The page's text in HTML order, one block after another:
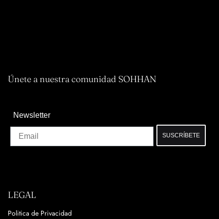
Únete a nuestra comunidad SOHHAN
Newsletter
SUSCRÍBETE
LEGAL
Politica de Privacidad